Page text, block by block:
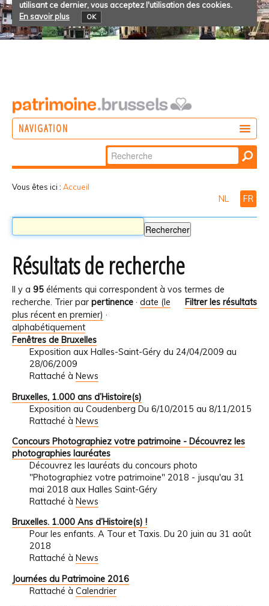
utilisant ce dernier, vous acceptez l'utilisation des cookies.
En savoir plus
OK
NAVIGATION
Chercher par
Recherche
Vous êtes ici : Accueil
NL FR
Résultats de recherche
Il y a 95 éléments qui correspondent à vos termes de
recherche.
Filtrer les résultats
Trier par pertinence · date (le
plus récent en premier) ·
alphabétiquement
Fenêtres de Bruxelles
Exposition aux Halles-Saint-Géry du 24/04/2009 au
28/06/2009
Rattaché à News
Bruxelles, 1.000 ans d’Histoire(s)
Exposition au Coudenberg Du 6/10/2015 au 8/11/2015
Rattaché à News
Concours Photographiez votre patrimoine - Découvrez les
photographies lauréates
Découvrez les lauréats du concours photo
"Photographiez votre patrimoine" 2018 - jusqu'au 31
mai 2018 aux Halles Saint-Géry
Rattaché à News
Bruxelles. 1.000 Ans d’Histoire(s) !
Pour les enfants. A Tour et Taxis. Du 20 juin au 31 août
2018
Rattaché à News
Journées du Patrimoine 2016
Rattaché à Calendrier